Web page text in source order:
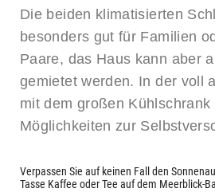
Die beiden klimatisierten
besonders gut für Familien
Paare, das Haus kann aber
gemietet werden. In der voll
mit dem großen
Möglichkeiten zur
Verpassen Sie auf keinen Fall den
Tasse Kaffee oder Tee auf dem Meerblick-